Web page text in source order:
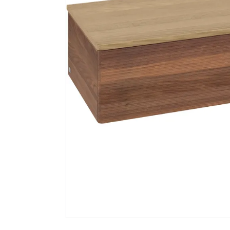
Genesis
overgangslist
selvklebende
25x3mm matt alu cas
257.81
209
Nettlager:1-10 stk
rillet
venstre
m/lys eik
28 351